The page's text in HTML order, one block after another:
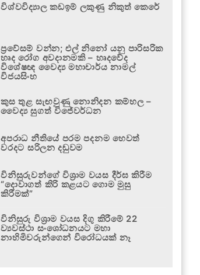
විශ්වවිද්‍යාල කඩඉම් ලකුණු නිකුත් කෙරේ
ප්‍රවේසම් වන්න; එල් නිනෝ යනු පාරිසරික
හෘද රෝග අවදානමකි – හෘදවේද
විශේෂඥ වෛද්‍ය මහාචාර්ය නාමල්
විජයසිංහ
කුස තුළ සැඟවුණු නොනිදන කම්හල –
වෛද්‍ය සුගත් විජේවර්ධන
අපරාධ නීතියේ පරම පදනම හෙවත්
වරදට සරිලන දඬුවම
විනිසුරුවන්ගේ විශ්‍රාම වයස දීර්ඝ කිරීම
“දොවාගත් කිරි කළයට ගොම මුසු
කිරීමක්”
විනිසුරු විශ්‍රාම වයස දිගු කිරීමේ 22
ව්‍යවස්ථා සංශෝධනයට මහා
නාහිමිවරුන්ගෙන් විරෝධයක් නෑ